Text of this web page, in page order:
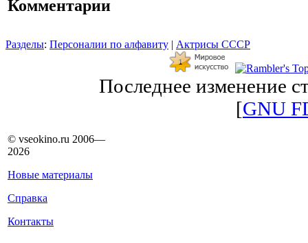
Комментарии
Разделы: Персоналии по алфавиту | Актрисы СССР
Последнее изменение
[GNU
© vseokino.ru 2006—
2026
Новые материалы
Справка
Контакты